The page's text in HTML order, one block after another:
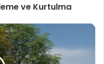
ve Kurtulma